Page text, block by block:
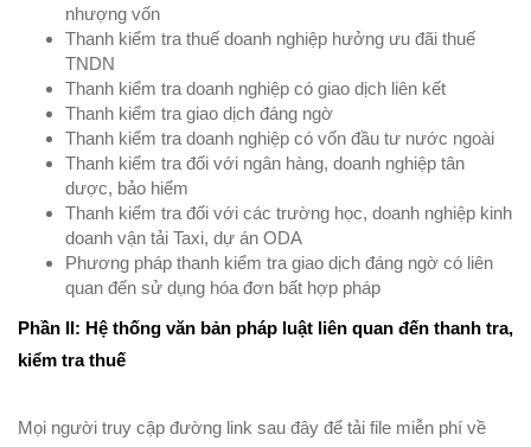
nhượng vốn
Thanh kiểm tra thuế doanh nghiệp hưởng ưu đãi thuế
TNDN
Thanh kiểm tra doanh nghiệp có giao dịch liên kết
Thanh kiểm tra giao dịch đáng ngờ
Thanh kiểm tra doanh nghiệp có vốn đầu tư nước ngoài
Thanh kiểm tra đối với ngân hàng, doanh nghiệp tân
dược, bảo hiểm
Thanh kiểm tra đối với các trường học, doanh nghiệp kinh
doanh vận tải Taxi, dự án ODA
Phương pháp thanh kiểm tra giao dịch đáng ngờ có liên
quan đến sử dụng hóa đơn bất hợp pháp
Phần II: Hệ thống văn bản pháp luật liên quan đến thanh tra,
kiểm tra thuế
Mọi người truy cập đường link sau đây để tải file miễn phí về